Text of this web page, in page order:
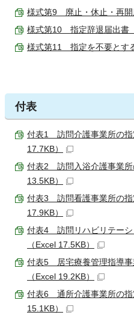
様式第9 廃止・休止・再開
様式第10 指定辞退届出書
様式第11 指定を不要とす
付表
付表1 訪問介護事業所の指
17.7KB）
付表2 訪問入浴介護事業所
13.5KB）
付表3 訪問看護事業所の指
17.9KB）
付表4 訪問リハビリテーシ
（Excel 17.5KB）
付表5 居宅療養管理指導事
（Excel 19.2KB）
付表6 通所介護事業所の指
15.1KB）